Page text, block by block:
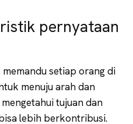
pernyataan
setiap orang di
menuju arah dan
tujuan dan
lebih berkontribusi.